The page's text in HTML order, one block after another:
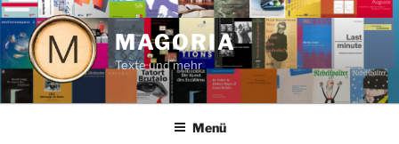
Zum
Inhalt
springen
MAGORIA
Texte und mehr
Menü